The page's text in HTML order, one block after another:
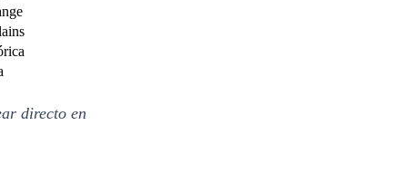
directo en